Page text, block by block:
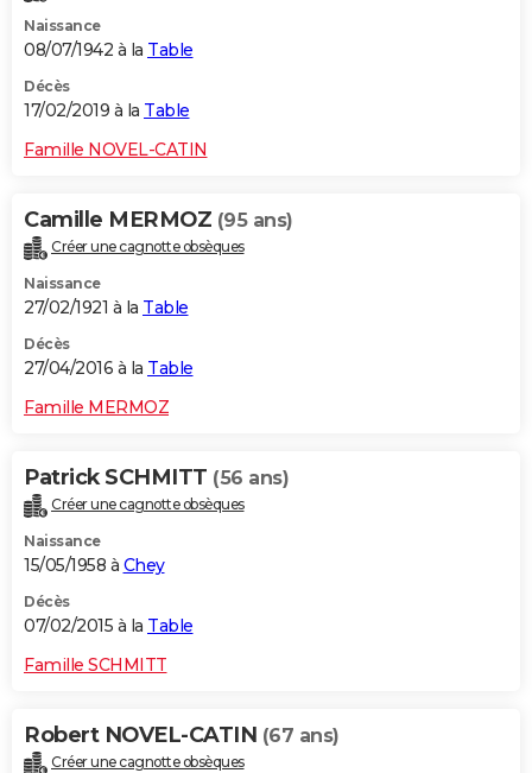
Naissance
08/07/1942 à la Table
Décès
17/02/2019 à la Table
Famille NOVEL-CATIN
Camille MERMOZ (95 ans)
Créer une cagnotte obsèques
Naissance
27/02/1921 à la Table
Décès
27/04/2016 à la Table
Famille MERMOZ
Patrick SCHMITT (56 ans)
Créer une cagnotte obsèques
Naissance
15/05/1958 à Chey
Décès
07/02/2015 à la Table
Famille SCHMITT
Robert NOVEL-CATIN (67 ans)
Créer une cagnotte obsèques